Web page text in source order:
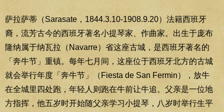
萨拉萨蒂（Sarasate，1844.3.10-1908.9.20）法籍西班牙
裔，流芳古今的西班牙著名小提琴家、作曲家。出生于庞布
隆纳属于纳瓦拉（Navarre）省这座古城，是西班牙著名的
「奔牛节」重镇。每年七月间，这座位于西班牙北方的古城
就会举行年度「奔牛节」（Fiesta de San Fermin），放牛
在全城里四处跑，年轻人则跑在牛前让牛追。父亲是一位地
方指挥，他五岁时开始随父亲学习小提琴，八岁时举行生平